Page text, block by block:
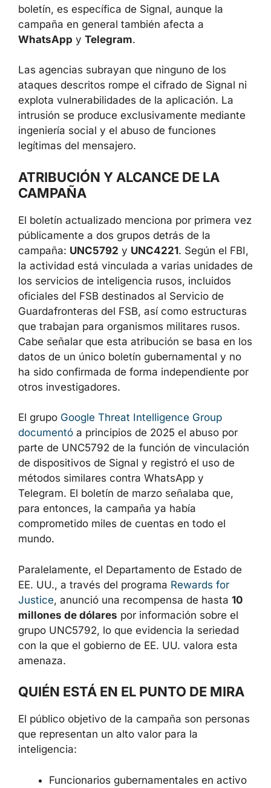
boletín, es específica de Signal, aunque la
campaña en general también afecta a
WhatsApp y Telegram.
Las agencias subrayan que ninguno de los
ataques descritos rompe el cifrado de Signal ni
explota vulnerabilidades de la aplicación. La
intrusión se produce exclusivamente mediante
ingeniería social y el abuso de funciones
legítimas del mensajero.
ATRIBUCIÓN Y ALCANCE DE LA
CAMPAÑA
El boletín actualizado menciona por primera vez
públicamente a dos grupos detrás de la
campaña: UNC5792 y UNC4221. Según el FBI,
la actividad está vinculada a varias unidades de
los servicios de inteligencia rusos, incluidos
oficiales del FSB destinados al Servicio de
Guardafronteras del FSB, así como estructuras
que trabajan para organismos militares rusos.
Cabe señalar que esta atribución se basa en los
datos de un único boletín gubernamental y no
ha sido confirmada de forma independiente por
otros investigadores.
El grupo Google Threat Intelligence Group
documentó a principios de 2025 el abuso por
parte de UNC5792 de la función de vinculación
de dispositivos de Signal y registró el uso de
métodos similares contra WhatsApp y
Telegram. El boletín de marzo señalaba que,
para entonces, la campaña ya había
comprometido miles de cuentas en todo el
mundo.
Paralelamente, el Departamento de Estado de
EE. UU., a través del programa Rewards for
Justice, anunció una recompensa de hasta 10
millones de dólares por información sobre el
grupo UNC5792, lo que evidencia la seriedad
con la que el gobierno de EE. UU. valora esta
amenaza.
QUIÉN ESTÁ EN EL PUNTO DE MIRA
El público objetivo de la campaña son personas
que representan un alto valor para la
inteligencia:
Funcionarios gubernamentales en activo